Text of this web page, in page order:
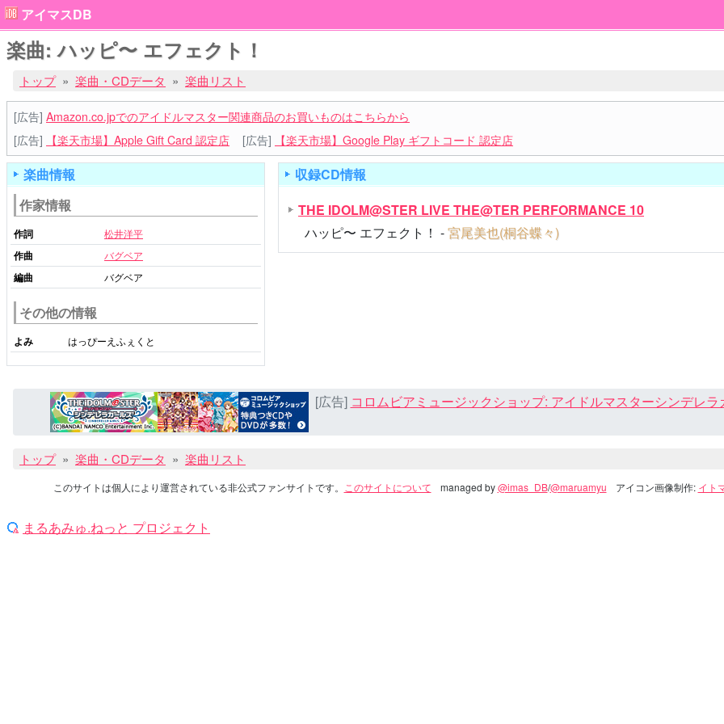
アイマスDB
楽曲: ハッピ〜 エフェクト！
トップ 楽曲・CDデータ 楽曲リスト
[広告] Amazon.co.jpでのアイドルマスター関連商品のお買いものはこちらから
[広告]
【楽天市場】Apple Gift Card 認定店 [広告] 【楽天市場】Google Play ギフトコード 認定店
楽曲情報
作家情報
作詞 松井洋平
作曲 バグベア
編曲 バグベア
その他の情報
よみ はっぴーえふぇくと
収録CD情報
THE IDOLM@STER LIVE THE@TER PERFORMANCE 10
ハッピ〜 エフェクト！ -宮尾美也(桐谷蝶々)
[広告] コロムビアミュージックショップ: アイドルマスターシンデレ
トップ 楽曲・CDデータ 楽曲リスト
このサイトは個人により運営されている非公式ファンサイトです。 このサイトについて managed by@imas_DB/@maruamyu アイコン画像制作: イト
まるあみゅ.ねっと プロジェクト